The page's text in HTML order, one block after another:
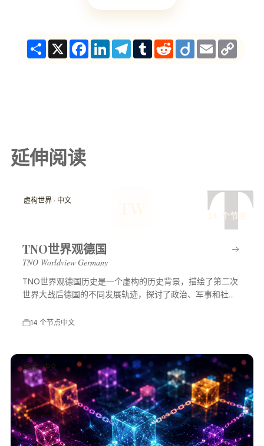
ShareX Facebook
LinkedInTelegram
TumblrRedditDiigoEmail
延伸阅读
T
虚构世界 · 中文
14 个节点
TNO世界观德国
TNO Worldview Germany
TNO世界观德国历史是一个虚构的历史背景，描绘了第二次
世界大战后德国的不同发展轨迹，探讨了政治、军事和社会
14 个节点中文
技术 · 中文